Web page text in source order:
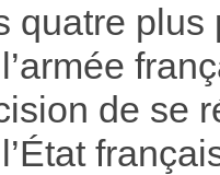
quatre plus
de se